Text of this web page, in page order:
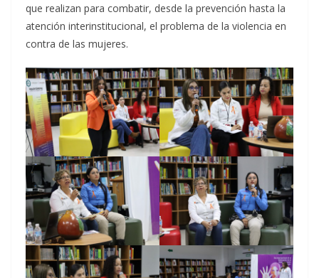
que realizan para combatir, desde la prevención hasta la
atención interinstitucional, el problema de la violencia en
contra de las mujeres.